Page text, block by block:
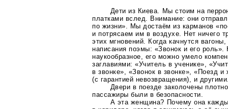
Дети из Киева. Мы стоим на
платками вслед. Внимание: они
по жизни». Мы достаём из карманов
и потрясаем им в воздухе. Нет ничего
этих мгновений. Когда качнутся
написания поэмы: «Звонок и его роль».
наукообразное, его можно умело
заглавиями: «Учитель в ученике»,
в звонке», «Звонок в звонке», «Поезд
(c гарантией невозвращения), и
Двери в поезде заколочены
пассажиры были в безопасности.
А эта женщина? Почему она